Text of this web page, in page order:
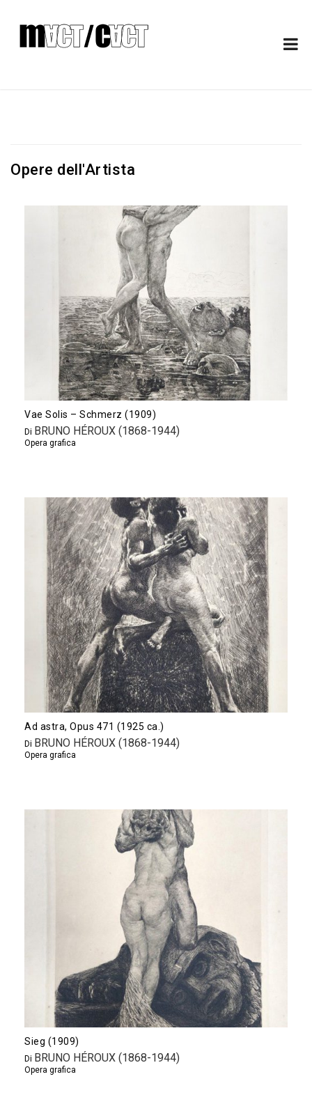
Opere dell'Artista
Vae Solis – Schmerz (1909)
Di BRUNO HÉROUX (1868-1944)
Opera grafica
Ad astra, Opus 471 (1925 ca.)
Di BRUNO HÉROUX (1868-1944)
Opera grafica
Sieg (1909)
Di BRUNO HÉROUX (1868-1944)
Opera grafica